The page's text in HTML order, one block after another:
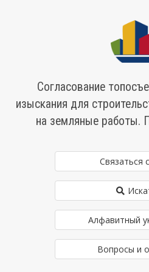
Согласование
изыскания для
на земляные работы.
Связаться
Алфавитный
Вопросы и